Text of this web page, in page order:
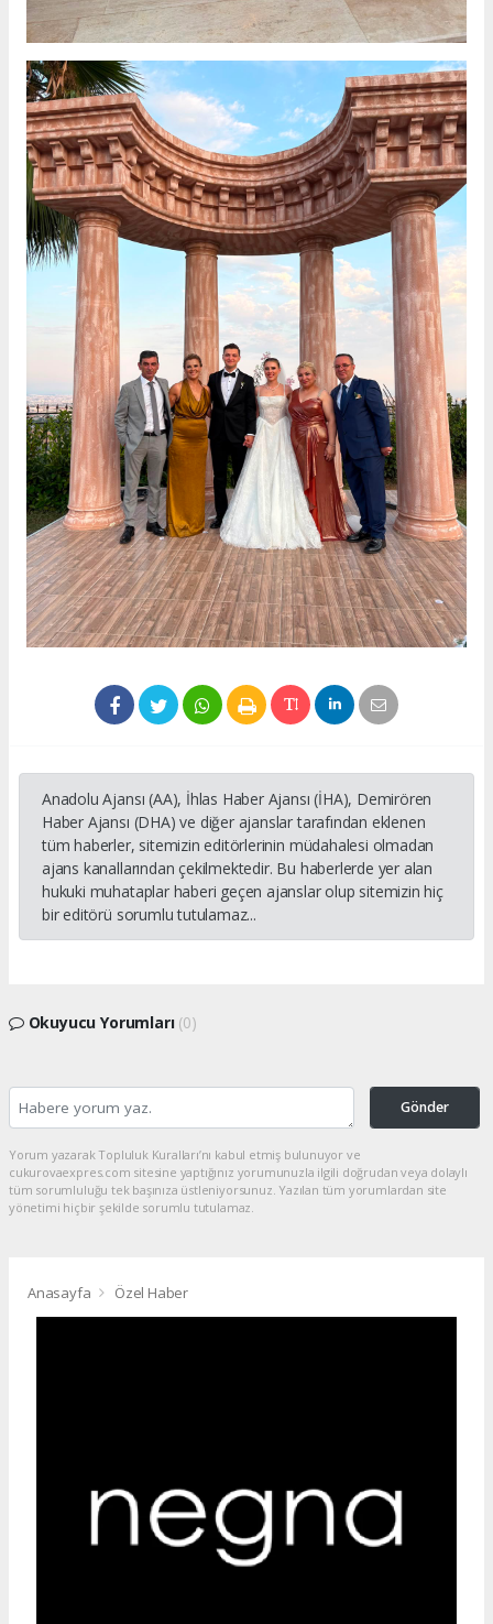
Anadolu Ajansı (AA), İhlas Haber Ajansı (İHA), Demirören
Haber Ajansı (DHA) ve diğer ajanslar tarafından eklenen
tüm haberler, sitemizin editörlerinin müdahalesi olmadan
ajans kanallarından çekilmektedir. Bu haberlerde yer alan
hukuki muhataplar haberi geçen ajanslar olup sitemizin hiç
bir editörü sorumlu tutulamaz...
Okuyucu Yorumları (0)
Gönder
Yorum yazarak Topluluk Kuralları’nı kabul etmiş bulunuyor ve
cukurovaexpres.com sitesine yaptığınız yorumunuzla ilgili doğrudan veya dolaylı
tüm sorumluluğu tek başınıza üstleniyorsunuz. Yazılan tüm yorumlardan site
yönetimi hiçbir şekilde sorumlu tutulamaz.
Anasayfa Özel Haber